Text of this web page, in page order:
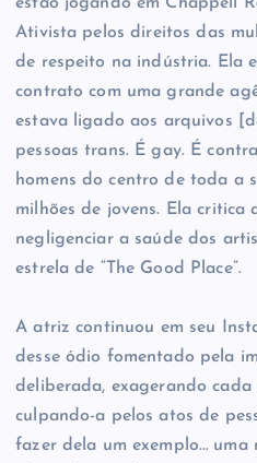
Ativista pelos direitos das
de respeito na indústria. Ela
contrato com uma grande
estava ligado aos arquivos
pessoas trans. É gay. É
homens do centro de toda a
milhões de jovens. Ela
negligenciar a saúde dos
estrela de “The Good Place”.
A atriz continuou em seu
desse ódio fomentado pela
deliberada, exagerando cada
culpando-a pelos atos de
fazer dela um exemplo… uma